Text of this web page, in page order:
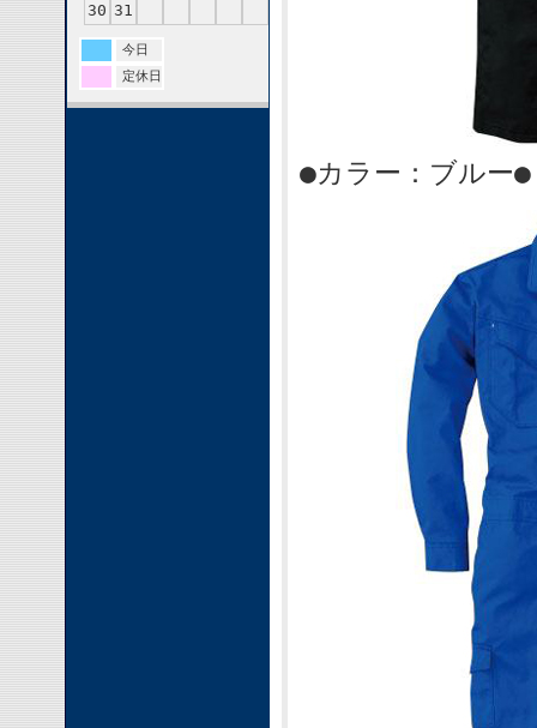
30 31
今日
定休日
●カラー：ブルー●